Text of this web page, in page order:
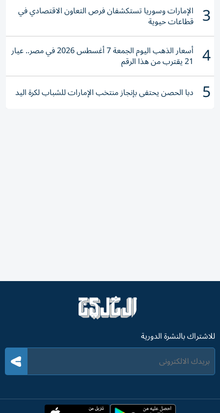
3 الإمارات وسوريا تستكشفان فرص التعاون الاقتصادي في
قطاعات حيوية
4 أسعار الذهب اليوم الجمعة 7 أغسطس 2026 في مصر.. عيار
21 يقترب من هذا الرقم
5 دبا الحصن يحتفي بإنجاز منتخب الإمارات للشباب لكرة اليد
للاشتراك بالنشرة الدورية